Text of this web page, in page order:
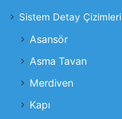
Sistem Detay Çizimleri
Asansör
Asma Tavan
Merdiven
Kapı